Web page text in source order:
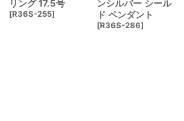
リング 17.5号
[R36S-255]
ンシルバー シール
ド ペンダント
[R36S-286]